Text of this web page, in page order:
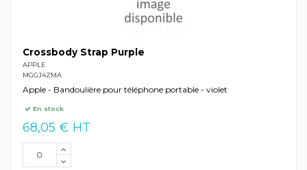
Crossbody Strap Purple
APPLE
MGGJ4ZMA
Apple - Bandoulière pour téléphone portable - violet
En stock
68,05 € HT